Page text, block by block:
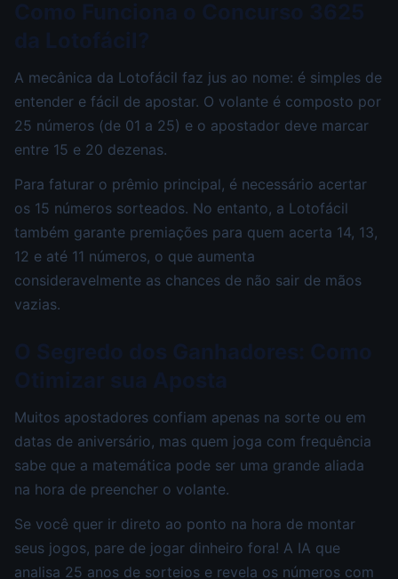
A mecânica da Lotofácil faz jus ao nome: é simples de
entender e fácil de apostar. O volante é composto por
25 números (de 01 a 25) e o apostador deve marcar
entre 15 e 20 dezenas.
Para faturar o prêmio principal, é necessário acertar
os 15 números sorteados. No entanto, a Lotofácil
também garante premiações para quem acerta 14, 13,
12 e até 11 números, o que aumenta
consideravelmente as chances de não sair de mãos
vazias.
Muitos apostadores confiam apenas na sorte ou em
datas de aniversário, mas quem joga com frequência
sabe que a matemática pode ser uma grande aliada
na hora de preencher o volante.
Se você quer ir direto ao ponto na hora de montar
seus jogos, pare de jogar dinheiro fora! A IA que
analisa 25 anos de sorteios e revela os números com